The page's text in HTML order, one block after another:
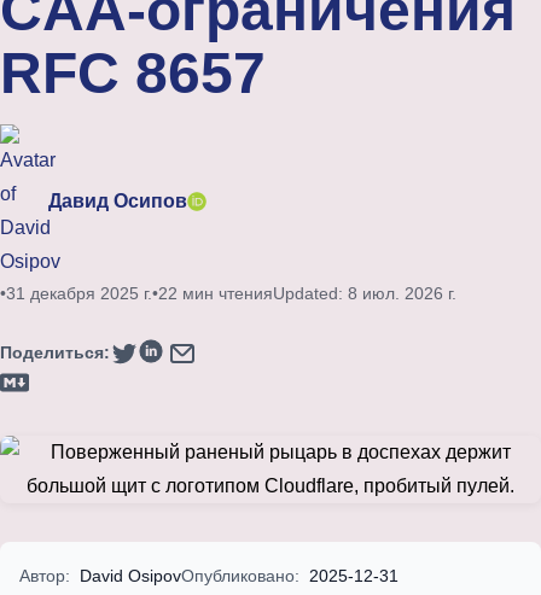
RFC 8657
Давид Осипов
•31 декабря 2025 г.•22 мин чтенияUpdated: 8 июл. 2026 г.
Поделиться:
Автор: David OsipovОпубликовано:
2025-12-31